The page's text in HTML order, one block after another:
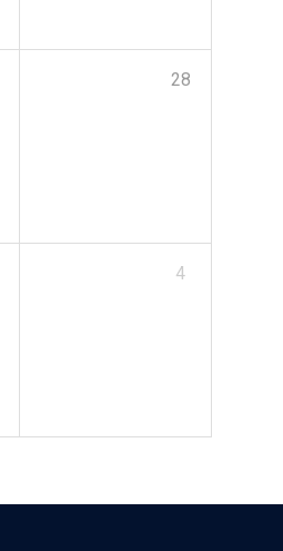
28
4